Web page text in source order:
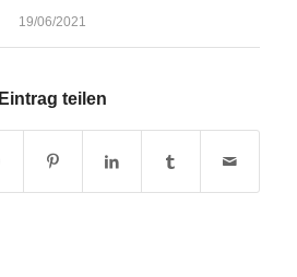
19/06/2021
Eintrag teilen